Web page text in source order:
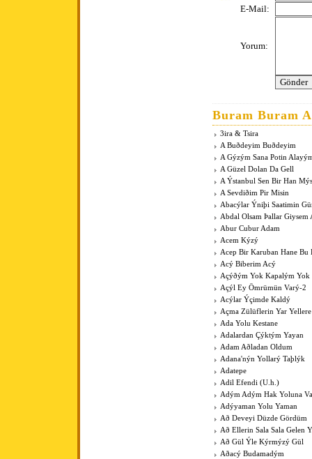
E-Mail:
Yorum:
Buram Buram
3ira & Tsira
A Buðdeyim Buðdeyim
A Gýzým Sana Potin
A Güzel Dolan Da Gell
A Ýstanbul Sen Bir Han
A Sevdiðim Pir Misin
Abacýlar Ýniþi Saatimin
Abdal Olsam Þallar Giysem
Abur Cubur Adam
Acem Kýzý
Acep Bir Karuban Hane Bu
Acý Biberim Acý
Açýðým Yok Kapalým Yok
Açýl Ey Ömrümün Varý-2
Acýlar Ýçimde Kaldý
Açma Zülüflerin Yar
Ada Yolu Kestane
Adalardan Çýktým Yayan
Adam Aðladan Oldum
Adana'nýn Yollarý Taþlýk
Adatepe
Adil Efendi (U.h.)
Adým Adým Hak Yoluna
Adýyaman Yolu Yaman
Að Deveyi Düzde Gördüm
Að Ellerin Sala Sala Gelen
Að Gül Ýle Kýrmýzý Gül
Aðacý Budamadým